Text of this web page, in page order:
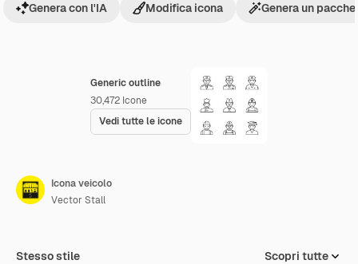
Generic outline
30,472 Icone
Vedi tutte le icone
Genera con l'IA Modifica icona Genera un
Icona veicolo
Vector Stall
Stesso stile Scopri tutte